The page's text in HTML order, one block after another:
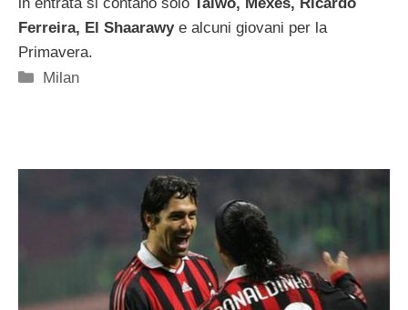
Ferreira, El Shaarawye alcuni giovani per la
Primavera.
Categorie
Milan